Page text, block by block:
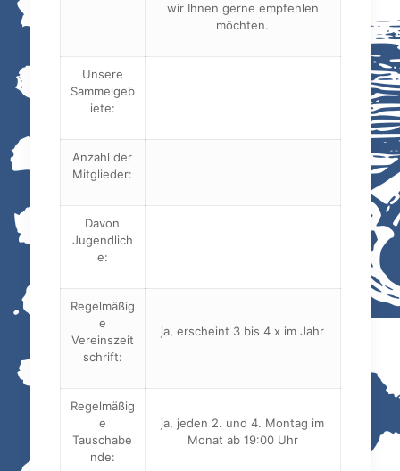
wir Ihnen gerne empfehlen
möchten.
Unsere
Sammelgeb
iete:
Anzahl der
Mitglieder:
Davon
Jugendlich
e:
Regelmäßig
e
Vereinszeit
schrift:
ja, erscheint 3 bis 4 x im Jahr
Regelmäßig
e
Tauschabe
nde:
ja, jeden 2. und 4. Montag im
Monat ab 19:00 Uhr